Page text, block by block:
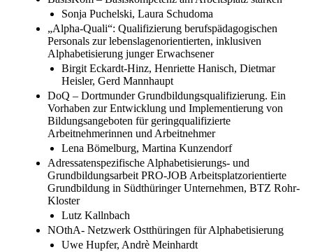
Sonja Puchelski, Laura Schudoma
„Alpha-Quali“: Qualifizierung berufspädagogischen
Personals zur lebenslagenorientierten, inklusiven
Alphabetisierung junger Erwachsener
Birgit Eckardt-Hinz, Henriette Hanisch, Dietmar
Heisler, Gerd Mannhaupt
DoQ – Dortmunder Grundbildungsqualifizierung. Ein
Vorhaben zur Entwicklung und Implementierung von
Bildungsangeboten für geringqualifizierte
Arbeitnehmerinnen und Arbeitnehmer
Lena Bömelburg, Martina Kunzendorf
Adressatenspezifische Alphabetisierungs- und
Grundbildungsarbeit PRO-JOB Arbeitsplatzorientierte
Grundbildung in Südthüringer Unternehmen, BTZ Rohr-
Kloster
Lutz Kallnbach
NOthA- Netzwerk Ostthüringen für Alphabetisierung
Uwe Hupfer, Andrè Meinhardt